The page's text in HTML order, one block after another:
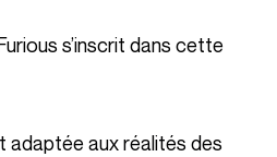
adaptée aux réalités des